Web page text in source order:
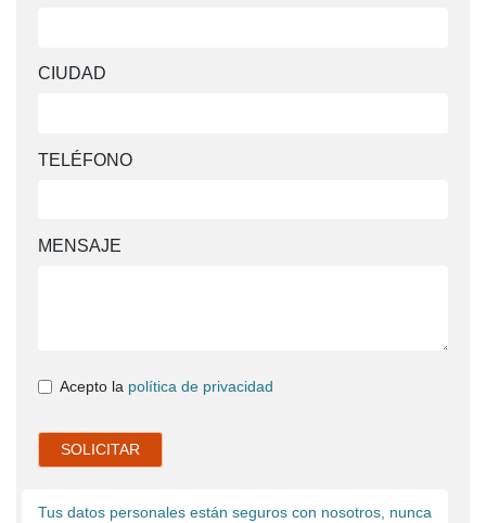
CIUDAD
TELÉFONO
MENSAJE
Acepto la política de privacidad
SOLICITAR
Tus datos personales están seguros con nosotros, nunca